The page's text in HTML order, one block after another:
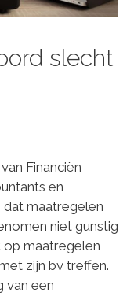
slecht
Financiën
en
maatregelen
niet gunstig
maatregelen
zijn bv treffen.
van een